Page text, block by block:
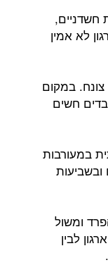
חשדניים,
לא אמין
במקום
חשים
במעורבות
ומשול
לבין